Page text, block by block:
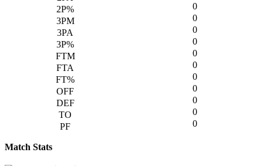
0
0
0
0
0
0
0
0
0
0
0
Match Stats